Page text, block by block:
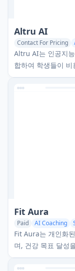
Altru AI
Contact For Pricing
AI Roadmap
Altru AI는 인공지
합하여 학생들이
성할 수 있도록 돕
Fit Aura
Paid AI Coaching
Fit Aura는 개인화
며, 건강 목표 달성
기반 다이어트 및